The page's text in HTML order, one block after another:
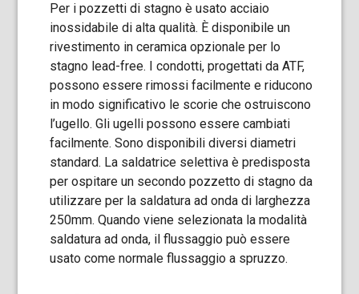
Per i pozzetti di stagno è usato acciaio
inossidabile di alta qualità. È disponibile un
rivestimento in ceramica opzionale per lo
stagno lead-free. I condotti, progettati da ATF,
possono essere rimossi facilmente e riducono
in modo significativo le scorie che ostruiscono
l’ugello. Gli ugelli possono essere cambiati
facilmente. Sono disponibili diversi diametri
standard. La saldatrice selettiva è predisposta
per ospitare un secondo pozzetto di stagno da
utilizzare per la saldatura ad onda di larghezza
250mm. Quando viene selezionata la modalità
saldatura ad onda, il flussaggio può essere
usato come normale flussaggio a spruzzo.